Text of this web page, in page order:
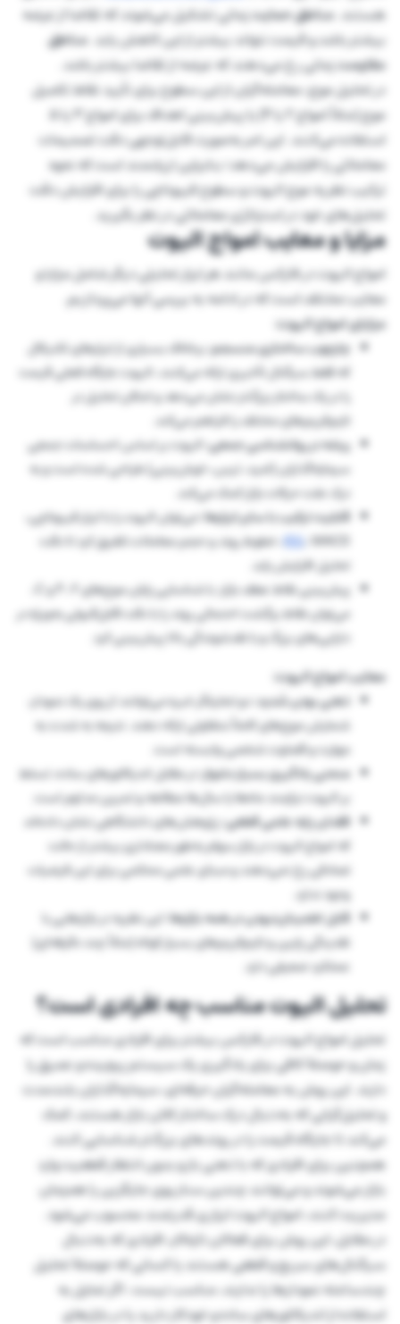
هستند.مناطق حمایتزمانی تشکیل می‌شوند که تقاضا از عرضه
بیشتر باشد و قیمت نتواند بیشتر از این کاهش یابد.مناطق
مقاومتزمانی رخ می‌دهند که عرضه از تقاضا بیشتر باشد.
در تحلیل موج، معامله‌گران از این سطوح برای تأیید نقاط تکمیل
موج (مثلاً امواج ۲ یا ۴) یا پیش‌بینی اهداف برای امواج ۳ یا ۵
استفاده می‌کنند. این امر به‌صورت قابل‌توجهی دقت تصمیمات
معاملاتی را افزایش می‌دهد؛ بنابراین ارزشمند است که نحوه
ترکیب نظریه موج الیوت و سطوح فیبوناچی را برای افزایش دقت
تحلیل‌های خود در استراتژی معاملاتی در نظر بگیرید.
مزایا و معایب امواج الیوت
امواج الیوت در فارکس مانند هر ابزار تحلیلی دیگر شامل مزایا و
معایب مختلف است که در ادامه به بررسی آنها می‌پردازیم.
مزایای امواج الیوت:
چارچوب ساختاری منسجم:برخلاف بسیاری از ابزارهای تکنیکال
که فقط سیگنال تأخیری ارائه می‌کنند، الیوت جایگاه فعلی قیمت
را در یک ساختار بزرگ‌تر نشان می‌دهد و امکان تحلیل در
تایم‌فریم‌های مختلف را فراهم می‌کند.
ریشه در روانشناسی جمعی:الیوت بر اساس احساسات جمعی
سرمایه‌گذاران (امید، ترس، خوش‌بینی) طراحی شده است و به
درک علت حرکات بازار کمک می‌کند.
قابلیت ترکیب با سایر ابزارها:می‌توان الیوت را با ابزار فیبوناچی،
RSI، MACD، خطوط روند و حجم معاملات تلفیق کرد تا دقت
تحلیل افزایش یابد.
می‌توان نقاط برگشت احتمالی روند را با دقت قابل‌قبولی به‌ویژه در
دارایی‌های بزرگ و با نقدشوندگی بالا پیش‌بینی کرد.
معایب امواج الیوت:
ذهنی بودن شَدید: دو تحلیلگر خبره می‌توانند از روی یک نمودار،
شمارش موج‌های کاملاً متفاوتی ارائه دهند. نتیجه به شدت به
مهارت و قضاوت شخصی وابسته است.
منحنی یادگیری بسیار دشوار:در مقابل اندیکاتورهای ساده، تسلط
بر الیوت نیازمند ماه‌ها یا سال‌ها مطالعه و تمرین مداوم است.
فقدان پایه علمی قطعی:پژوهش‌های دانشگاهی نشان داده‌اند
که امواج الیوت در بازار سهام به‌طور معناداری بیشتر از حالت
تصادفی رخ نمی‌دهند و مبنای علمی محکمی برای این فرضیات
وجود ندارد.
قابل اطمینان‌نبودن در همه بازارها:این نظریه در بازارهایی با
نقدینگی پایین و تایم‌فریم‌های بسیار کوتاه (مثلاً چند دقیقه‌ای)
عملکرد ضعیفی دارد.
تحلیل الیوت مناسب چه افرادی است؟
تحلیل امواج الیوت در فارکس بیشتر برای افرادی مناسب است که
زمان و حوصلهٔ کافی برای یادگیری یک سیستم پیچیده و عمیق را
دارند. این روش به معامله‌گران حرفه‌ای، سرمایه‌گذاران بلندمدت
و تحلیل‌گرانی که به‌دنبال درک ساختار کلان بازار هستند، کمک
می‌کند تا جایگاه قیمت را در روندهای بزرگ‌تر شناسایی کنند.
همچنین برای افرادی که با ذهنی باز و بدون انتظار قطعیت وارد
بازار می‌شوند و می‌توانند چندین سناریوی جایگزین را همزمان
مدیریت کنند، امواج الیوت ابزاری قدرتمند محسوب می‌شود.
در مقابل، این روش برای فعالان تازه‌کار، افرادی که به‌دنبال
سیگنال‌های سریع و قطعی هستند یا کسانی که حوصلهٔ تحلیل
چندساعته نمودارها را ندارند، مناسب نیست. اگر تمایل به
استفاده از اندیکاتورهای ساده و خودکار دارید یا در بازارهای